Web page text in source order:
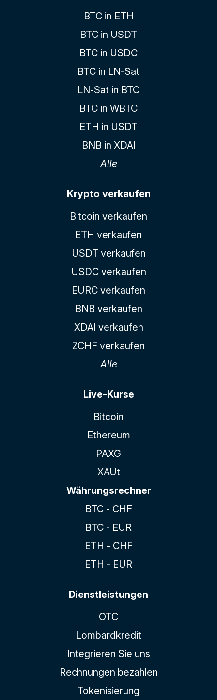
BTC in ETH
BTC in USDT
BTC in USDC
BTC in LN-Sat
LN-Sat in BTC
BTC in WBTC
ETH in USDT
BNB in XDAI
Alle
Krypto verkaufen
Bitcoin verkaufen
ETH verkaufen
USDT verkaufen
USDC verkaufen
EURC verkaufen
BNB verkaufen
XDAI verkaufen
ZCHF verkaufen
Alle
Live-Kurse
Bitcoin
Ethereum
PAXG
XAUt
Währungsrechner
BTC - CHF
BTC - EUR
ETH - CHF
ETH - EUR
Dienstleistungen
OTC
Lombardkredit
Integrieren Sie uns
Rechnungen bezahlen
Tokenisierung